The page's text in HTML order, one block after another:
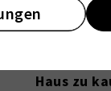
Haus zu